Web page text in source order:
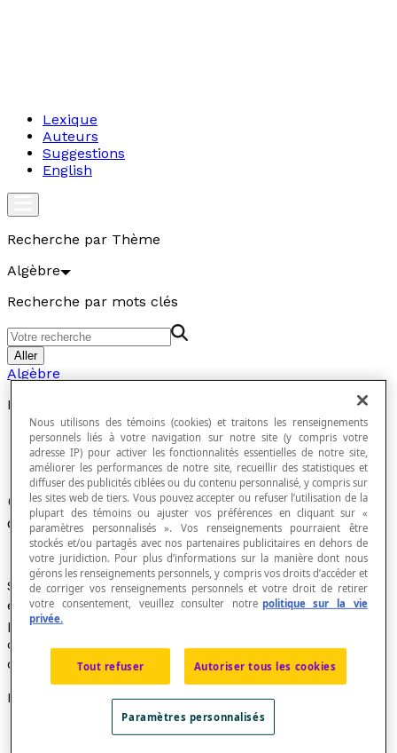
Lexique
Auteurs
Suggestions
English
Recherche par Thème
Algèbre
Recherche par mots clés
Aller
Algèbre
Factorisation
Opération qui consiste à décomposer un nombre
ou une expression en plusieursfacteurs.
Synonyme dedécomposition en facteurs . Une
expression représentée sous la forme d'un produit de
plusieurs facteurs est appelée la
cette expression, par opposition à laforme développée
qui est le résultat du produit de tous ces facteurs.
Exemples
+ 2) est la forme factorisée de 3x
Nous utilisons des témoins (cookies) et traitons les renseignements
personnels liés à votre navigation sur notre site (y compris votre
adresse IP) pour activer les fonctionnalités essentielles de notre site,
améliorer les performances de notre site, recueillir des statistiques et
diffuser des publicités ciblées ou du contenu personnalisé, y compris sur
les sites web de tiers. Vous pouvez accepter ou refuser l’utilisation de la
plupart des témoins ou ajuster vos préférences en cliquant sur «
paramètres personnalisés ». Vos renseignements pourraient être
stockés et/ou partagés avec nos partenaires publicitaires en dehors de
votre juridiction. Pour plus d’informations sur la manière dont nous
gérons les renseignements personnels, y compris vos droits d’accéder et
de corriger vos renseignements personnels et votre droit de retirer
votre consentement, veuillez consulter notre politique sur la vie
privée.
Tout refuser Autoriser tous les cookies
Paramètres personnalisés